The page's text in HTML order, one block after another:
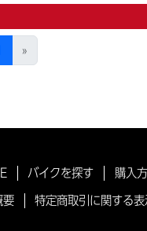
ナブルな価格にて消耗品
ービス行ってます。当社ホ
»
バイクを探す 購入
要 特定商取引に関する表